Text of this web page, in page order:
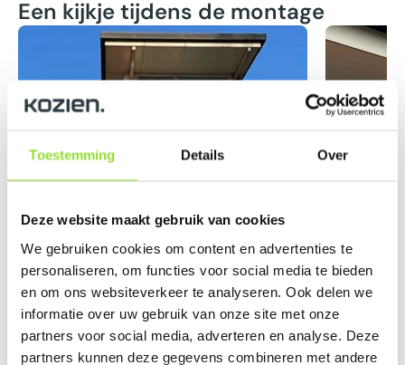
Toestemming Details Over
Deze website maakt gebruik van cookies
We gebruiken cookies om content en advertenties te
personaliseren, om functies voor social media te bieden
en om ons websiteverkeer te analyseren. Ook delen we
informatie over uw gebruik van onze site met onze
partners voor social media, adverteren en analyse. Deze
partners kunnen deze gegevens combineren met andere
Een kijkje tijdens de montage